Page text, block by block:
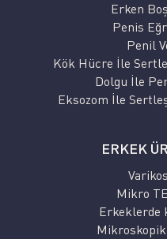
Erken
Penis
Penil
Kök Hücre İle
Dolgu İle
Eksozom İle
ERKEK
Mikro
Erkeklerde